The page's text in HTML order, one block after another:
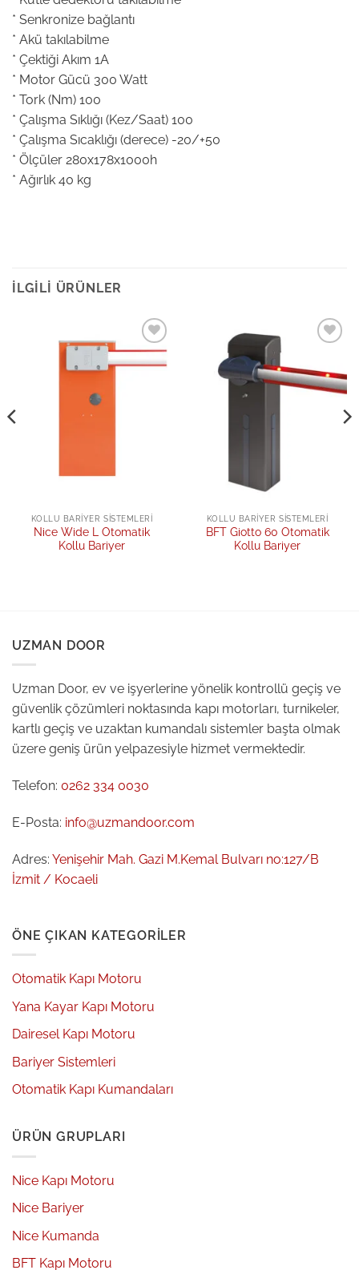
* Senkronize bağlantı
* Akü takılabilme
* Çektiği Akım 1A
* Motor Gücü 300 Watt
* Tork (Nm) 100
* Çalışma Sıklığı (Kez/Saat) 100
* Çalışma Sıcaklığı (derece) -20/+50
* Ölçüler 280x178x1000h
* Ağırlık 40 kg
İLGILI ÜRÜNLER
Add to
wishlist
KOLLU BARIYER SISTEMLERI
Nice Wide L Otomatik
Kollu Bariyer
KOLLU BARIYER SISTEMLERI
BFT Giotto 60 Otomatik
Kollu Bariyer
UZMAN DOOR
Uzman Door, ev ve işyerlerine yönelik kontrollü geçiş ve
güvenlik çözümleri noktasında kapı motorları, turnikeler,
kartlı geçiş ve uzaktan kumandalı sistemler başta olmak
üzere geniş ürün yelpazesiyle hizmet vermektedir.
Telefon: 0262 334 0030
E-Posta: info@uzmandoor.com
Adres: Yenişehir Mah. Gazi M.Kemal Bulvarı no:127/B
İzmit / Kocaeli
ÖNE ÇIKAN KATEGORILER
Otomatik Kapı Motoru
Yana Kayar Kapı Motoru
Dairesel Kapı Motoru
Bariyer Sistemleri
Otomatik Kapı Kumandaları
ÜRÜN GRUPLARI
Nice Kapı Motoru
Nice Bariyer
Nice Kumanda
BFT Kapı Motoru